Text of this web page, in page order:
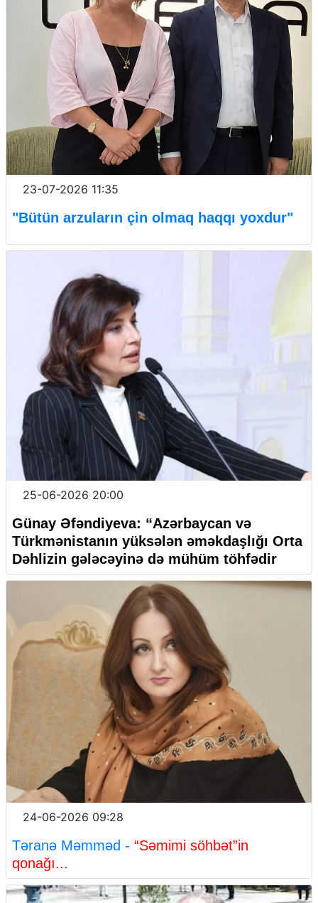
23-07-2026 11:35
"Bütün arzuların çin olmaq haqqı yoxdur"
25-06-2026 20:00
Günay Əfəndiyeva: “Azərbaycan və
Türkmənistanın yüksələn əməkdaşlığı Orta
Dəhlizin gələcəyinə də mühüm töhfədir
24-06-2026 09:28
Təranə Məmməd - “Səmimi söhbət”in
qonağı...